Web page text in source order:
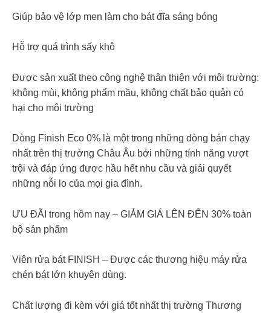
Giúp bảo vệ lớp men làm cho bát đĩa sáng bóng
Hỗ trợ quá trình sấy khô
Được sản xuất theo công nghệ thân thiện với môi trường:
không mùi, không phẩm mầu, không chất bảo quản có
hại cho môi trường
Dòng Finish Eco 0% là một trong những dòng bán chạy
nhất trên thị trường Châu Âu bởi những tính năng vượt
trội và đáp ứng được hầu hết nhu cầu và giải quyết
những nỗi lo của mọi gia đình.
ƯU ĐÃI trong hôm nay – GIẢM GIÁ LÊN ĐẾN 30% toàn
bộ sản phẩm
Viên rửa bát FINISH – Được các thương hiệu máy rửa
chén bát lớn khuyên dùng.
Chất lượng đi kèm với giá tốt nhất thị trường Thương